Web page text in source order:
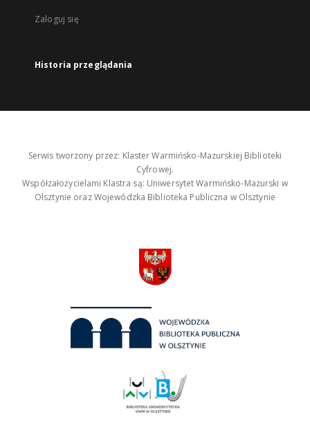
Zaloguj się
Historia przeglądania
Serwis tworzony przez: Klaster Warmińsko-Mazurskiej Biblioteki
Cyfrowej.
Współzałożycielami Klastra są: Uniwersytet Warmińsko-Mazurski w
Olsztynie oraz Wojewódzka Biblioteka Publiczna w Olsztynie